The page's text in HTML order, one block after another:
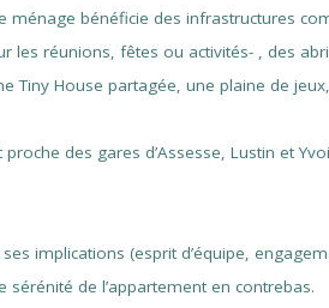
ménage bénéficie des infrastructures
les réunions, fêtes ou activités- , des
Tiny House partagée, une plaine de
des gares d’Assesse, Lustin et
implications (esprit d’équipe,
sérénité de l’appartement en contrebas.